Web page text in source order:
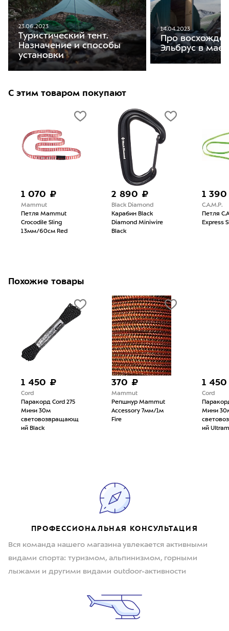
23.06.2023
Туристический тент.
Назначение и способы
установки
14.04.2023
Про
Эльбрус в мае
С этим товаром покупают
1 070 ₽
Mammut
Петля Mammut
Crocodile Sling
13мм/60см Red
2 890 ₽
Black Diamond
Карабин Black
Diamond Miniwire
Black
1
C.A.M.P.
Петля
Express
Похожие товары
1 450 ₽
Cord
Паракорд Cord 275
Мини 30м
световозвращающ
ий Black
370 ₽
Mammut
Репшнур Mammut
Accessory 7мм/1м
Fire
1
Cord
Мини
ий
ПРОФЕССИОНАЛЬНАЯ КОНСУЛЬТАЦИЯ
Вся команда нашего магазина увлекается активными
видами спорта: туризмом, альпинизмом, горными
лыжами и другими видами outdoor-активности